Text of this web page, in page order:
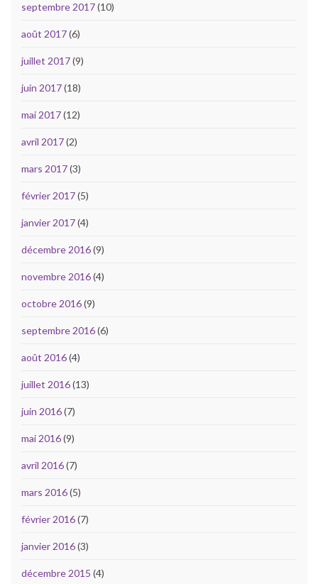
septembre 2017(10)
août 2017(6)
juillet 2017(9)
juin 2017(18)
mai 2017(12)
avril 2017(2)
mars 2017(3)
février 2017(5)
janvier 2017(4)
décembre 2016(9)
novembre 2016(4)
octobre 2016(9)
septembre 2016(6)
août 2016(4)
juillet 2016(13)
juin 2016(7)
mai 2016(9)
avril 2016(7)
mars 2016(5)
février 2016(7)
janvier 2016(3)
décembre 2015 (4)